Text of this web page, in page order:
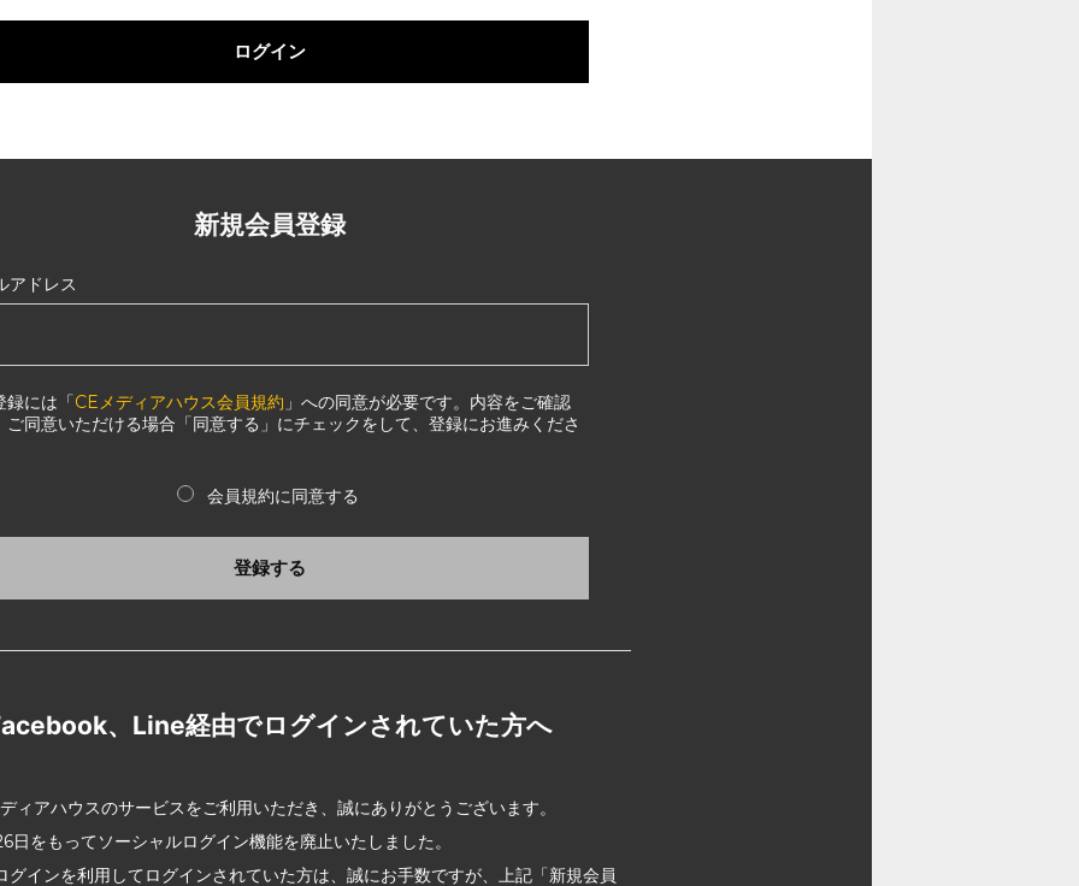
ログイン
新規会員登録
アドレス
録には「CEメディアハウス会員規約 」への同意が必要です。内容をご確認
ご同意いただける場合「同意する」にチェックをして、登録にお進みくださ
会員規約に同意する
登録する
、Line経由でログインされていた方へ
ィアハウスのサービスをご利用いただき、誠にありがとうございます。
日をもってソーシャルログイン機能を廃止いたしました。
グインを利用してログインされていた方は、誠にお手数ですが、上記「新規会員